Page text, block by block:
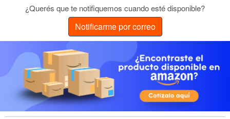
¿Querés que te notifiquemos cuando esté disponible?
Notificarme por correo